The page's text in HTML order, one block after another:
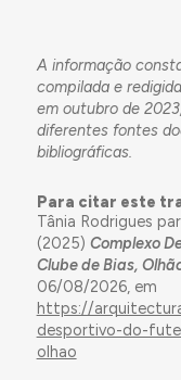
A informação
compilada e
em outubro de
diferentes fontes
bibliográficas.
Para citar este
Tânia Rodrigues
(2025) Complexo
Clube de Bias,
06/08/2026, em
https://
desportivo-do-
olhao